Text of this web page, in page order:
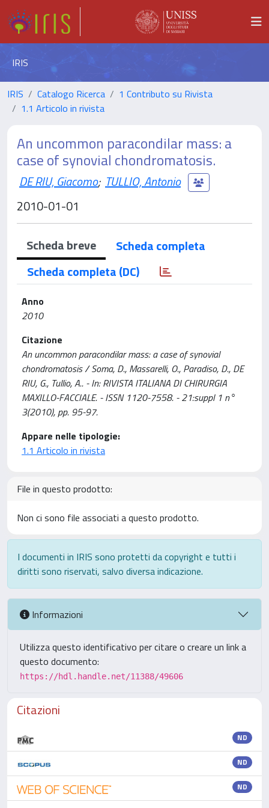
IRIS
IRIS Catalogo Ricerca
1 Contributo su Rivista
1.1 Articolo in rivista
An uncommon paracondilar mass: a
case of synovial chondromatosis.
DE RIU, Giacomo; TULLIO, Antonio
2010-01-01
Scheda breve
Scheda completa
Scheda completa (DC)
Anno
2010
Citazione
An uncommon paracondilar mass: a case of synovial
chondromatosis / Soma, D., Massarelli, O., Paradiso, D., DE
RIU, G., Tullio, A.. - In: RIVISTA ITALIANA DI CHIRURGIA
MAXILLO-FACCIALE. - ISSN 1120-7558. - 21:suppl 1 n°
3(2010), pp. 95-97.
Appare nelle tipologie:
1.1 Articolo in rivista
File in questo prodotto:
Non ci sono file associati a questo prodotto.
I documenti in IRIS sono protetti da copyright e tutti i
diritti sono riservati, salvo diversa indicazione.
Informazioni
Utilizza questo identificativo per citare o creare un link a
questo documento:
https://hdl.handle.net/11388/49606
Citazioni
ND
ND
ND